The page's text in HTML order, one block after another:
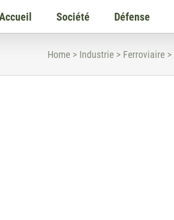
Société Défense
Home > Industrie > Ferroviaire >